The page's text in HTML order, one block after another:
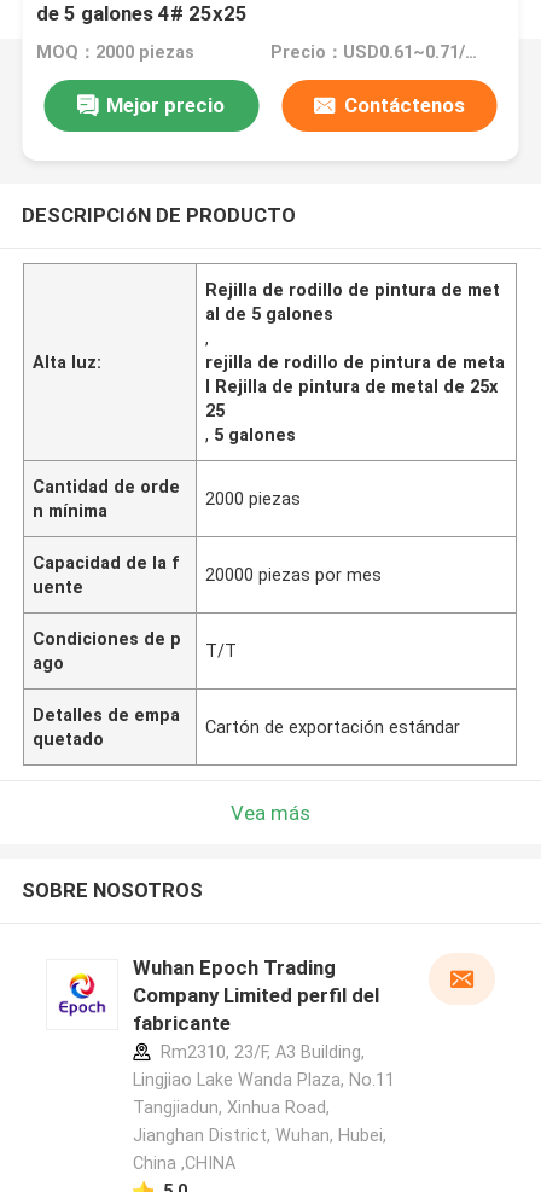
de 5 galones 4# 25x25
MOQ：2000 piezas Precio：USD0.61~0.71/PC
Mejor precio Contáctenos
DESCRIPCIóN DE PRODUCTO
Alta luz:
Rejilla de rodillo de pintura de met
al de 5 galones
,
rejilla de rodillo de pintura de meta
l Rejilla de pintura de metal de 25x
25
, 5 galones
Cantidad de orde
n mínima
2000 piezas
Capacidad de la f
uente
20000 piezas por mes
Condiciones de p
ago
T/T
Detalles de empa
quetado
Cartón de exportación estándar
Vea más
SOBRE NOSOTROS
Wuhan Epoch Trading
Company Limited perfil del
fabricante
Rm2310, 23/F, A3 Building,
Lingjiao Lake Wanda Plaza, No.11
Tangjiadun, Xinhua Road,
Jianghan District, Wuhan, Hubei,
China ,CHINA